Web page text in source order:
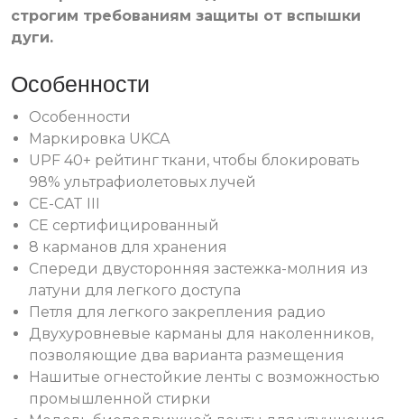
строгим требованиям защиты от вспышки
дуги.
Особенности
Особенности
Маркировка UKCA
UPF 40+ рейтинг ткани, чтобы блокировать
98% ультрафиолетовых лучей
CE-CAT III
CE сертифицированный
8 карманов для хранения
Спереди двусторонняя застежка-молния из
латуни для легкого доступа
Петля для легкого закрепления радио
Двухуровневые карманы для наколенников,
позволяющие два варианта размещения
Нашитые огнестойкие ленты с возможностью
промышленной стирки